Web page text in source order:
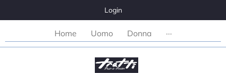
Login
Home Uomo Donna ···